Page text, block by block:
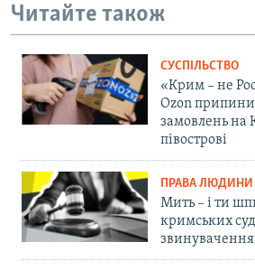
Читайте також
СУСПІЛЬСТВО
«Крим – не
Ozon
замовлень на
півострові
ПРАВА ЛЮДИНИ
Мить – і ти
кримських